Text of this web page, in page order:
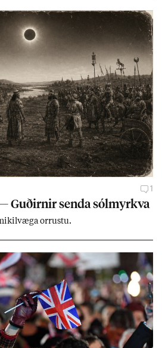
til lausna er um­tals­verð­ur.
1
Guð­irn­ir senda sól­myrkva
orr­ustu.